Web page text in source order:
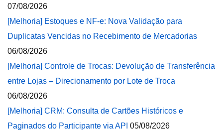
07/08/2026
[Melhoria] Estoques e NF-e: Nova Validação para
Duplicatas Vencidas no Recebimento de Mercadorias
06/08/2026
[Melhoria] Controle de Trocas: Devolução de Transferência
entre Lojas – Direcionamento por Lote de Troca
06/08/2026
[Melhoria] CRM: Consulta de Cartões Históricos e
Paginados do Participante via API 05/08/2026